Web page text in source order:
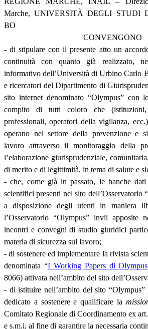
Marche, UNIVERSITÀ DEGLI STUDI
BO
CONVENGONO
- di stipulare con il presente atto un
continuità con quanto già realizzato,
informativo dell’Università di Urbino Carlo
e ricercatori del Dipartimento di
sito internet denominato “Olympus” con
compito di tutti coloro che
professionali, operatori della vigilanza,
operano nel settore della prevenzione e
lavoro attraverso il monitoraggio della
l’elaborazione giurisprudenziale,
di merito e di legittimità, in tema di salute e
- che, come già in passato, le banche
scientifici presenti nel sito dell’Osservatorio
a disposizione degli utenti in maniera
l’Osservatorio “Olympus” invii apposite
incontri e convegni di studio giuridici
materia di sicurezza sul lavoro;
- di sostenere ed implementare la rivista
denominata “I Working Papers di Olympus
8066) attivata nell’ambito del sito
- di istituire nell’ambito del sito
dedicato a sostenere e qualificare la
Comitato Regionale di Coordinamento ex
e s.m.i, al fine di garantire la necessaria